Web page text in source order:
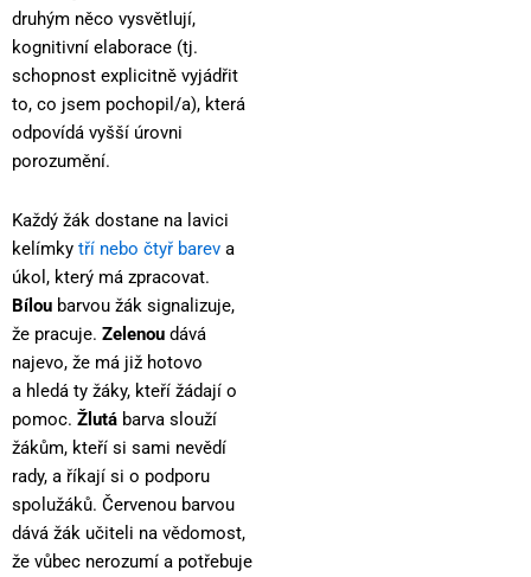
druhým něco vysvětlují,
kognitivní elaborace (tj.
schopnost explicitně vyjádřit
to, co jsem pochopil/a), která
odpovídá vyšší úrovni
porozumění.
Každý žák dostane na lavici
kelímky tří nebo čtyř barev a
úkol, který má zpracovat.
Bílou barvou žák signalizuje,
že pracuje. Zelenou dává
najevo, že má již hotovo
a hledá ty žáky, kteří žádají o
pomoc. Žlutá barva slouží
žákům, kteří si sami nevědí
rady, a říkají si o podporu
spolužáků. Červenou barvou
dává žák učiteli na vědomost,
že vůbec nerozumí a potřebuje